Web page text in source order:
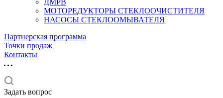
ДМРВ
МОТОРЕДУКТОРЫ СТЕКЛООЧИСТИТЕЛЯ
НАСОСЫ СТЕКЛООМЫВАТЕЛЯ
Партнерская программа
Точки продаж
Контакты
Задать вопрос